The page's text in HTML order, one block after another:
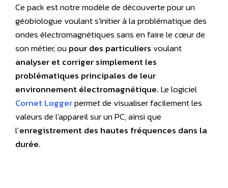
Ce pack est notre modèle de découverte pour un
géobiologue voulant s'initier à la problématique des
ondes électromagnétiques sans en faire le cœur de
son métier, oupour des particuliers voulant
analyser et corriger simplement les
problématiques principales de leur
environnement électromagnétique.Le logiciel
Cornet Loggerpermet de visualiser facilement les
valeurs de l'appareil sur un PC, ainsi que
l’enregistrement des hautes fréquences dans la
durée.